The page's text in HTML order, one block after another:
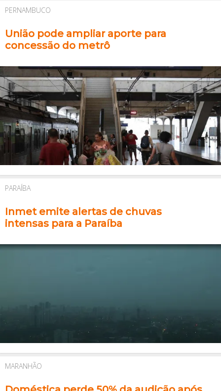
PERNAMBUCO
União pode ampliar aporte para
concessão do metrô
PARAÍBA
Inmet emite alertas de chuvas
intensas para a Paraíba
MARANHÃO